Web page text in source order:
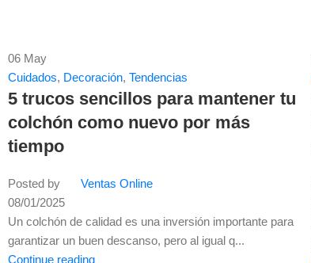
06 May
Cuidados, Decoración, Tendencias
5 trucos sencillos para mantener tu
colchón como nuevo por más
tiempo
Posted by
Ventas Online
08/01/2025
Un colchón de calidad es una inversión importante para
garantizar un buen descanso, pero al igual q...
Continue reading